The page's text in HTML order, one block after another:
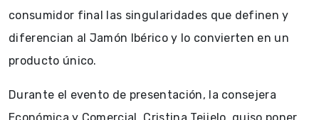
consumidor final las singularidades que definen y
diferencian al Jamón Ibérico y lo convierten en un
producto único.
Durante el evento de presentación, la consejera
Económica y Comercial, Cristina Teijelo, quiso poner